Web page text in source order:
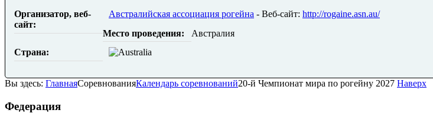
Организатор, веб-
сайт:
Австралийская ассоциация рогейна - Веб-сайт: http://rogaine.asn.au/
Место проведения:
Австралия
Страна:
Вы здесь: ГлавнаяСоревнованияКалендарь соревнований20-й Чемпионат мира по рогейну 2027 Наверх
Федерация